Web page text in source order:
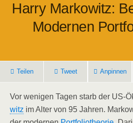
Har­ry Mar­ko­witz:
Moder­nen
Tei­len Tweet Anpin­nen
Vor weni­gen Tagen starb der US-
witz im Alter von 95 Jah­ren.